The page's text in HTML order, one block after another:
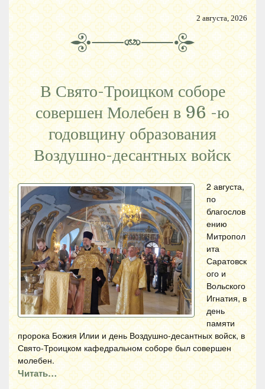
2 августа, 2026
В Свято-Троицком соборе
совершен Молебен в 96 -ю
годовщину образования
Воздушно-десантных войск
2 августа,
по
благослов
ению
Митропол
ита
Саратовск
ого и
Вольского
Игнатия, в
день
памяти
пророка Божия Илии и день Воздушно-десантных войск, в
Свято-Троицком кафедральном соборе был совершен
молебен.
Читать…